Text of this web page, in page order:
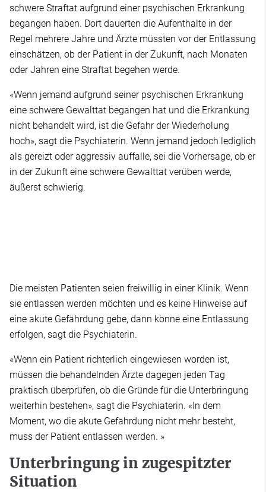
schwere Straftat aufgrund einer psychischen Erkrankung
begangen haben. Dort dauerten die Aufenthalte in der
Regel mehrere Jahre und Ärzte müssten vor der Entlassung
einschätzen, ob der Patient in der Zukunft, nach Monaten
oder Jahren eine Straftat begehen werde.
«Wenn jemand aufgrund seiner psychischen Erkrankung
eine schwere Gewalttat begangen hat und die Erkrankung
nicht behandelt wird, ist die Gefahr der Wiederholung
hoch», sagt die Psychiaterin. Wenn jemand jedoch lediglich
als gereizt oder aggressiv auffalle, sei die Vorhersage, ob er
in der Zukunft eine schwere Gewalttat verüben werde,
äußerst schwierig.
Die meisten Patienten seien freiwillig in einer Klinik. Wenn
sie entlassen werden möchten und es keine Hinweise auf
eine akute Gefährdung gebe, dann könne eine Entlassung
erfolgen, sagt die Psychiaterin.
«Wenn ein Patient richterlich eingewiesen worden ist,
müssen die behandelnden Ärzte dagegen jeden Tag
praktisch überprüfen, ob die Gründe für die Unterbringung
weiterhin bestehen», sagt die Psychiaterin. «In dem
Moment, wo die akute Gefährdung nicht mehr besteht,
muss der Patient entlassen werden. »
Unterbringung in zugespitzter
Situation